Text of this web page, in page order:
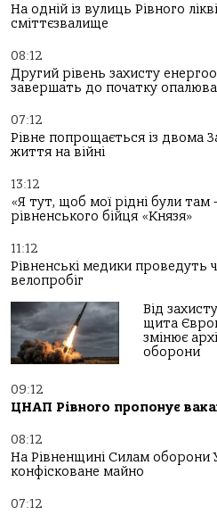
На одній із вулиць Рівного
сміттєзвалище
08:12
Другий рівень захисту
завершать до початку
07:12
Рівне попрощається із двома
життя на війні
13:12
«Я тут, щоб мої рідні були там
рівненського бійця «Князя»
11:12
Рівненські медики проведуть
велопробіг
Від
щита
змінює
оборони
09:12
ЦНАП Рівного пропонує
08:12
На Рівненщині Силам оборони
конфісковане майно
07:12